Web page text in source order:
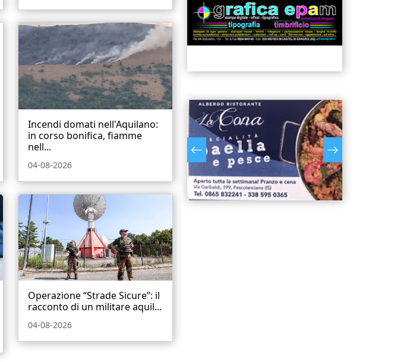
Incendi domati nell'Aquilano:
in corso bonifica, fiamme
nell...
04-08-2026
Operazione “Strade Sicure”: il
racconto di un militare aquil...
04-08-2026